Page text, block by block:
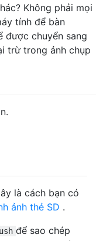
Không phải mọi
tính để bàn
được chuyển sang
trừ trong ảnh chụp
là cách bạn có
ảnh thẻ SD .
để sao chép